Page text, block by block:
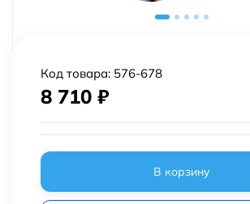
Код товара: 576-678
8 710 ₽
В корзину